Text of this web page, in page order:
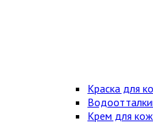
Краска для
Крем для